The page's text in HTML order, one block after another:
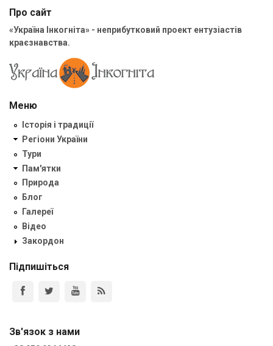
Про сайт
«Україна Інкогніта» - неприбутковий проект ентузіастів
краєзнавства.
Меню
Історія і традиції
Регіони України
Тури
Пам'ятки
Природа
Блог
Галереї
Відео
Закордон
Підпишіться
Зв'язок з нами